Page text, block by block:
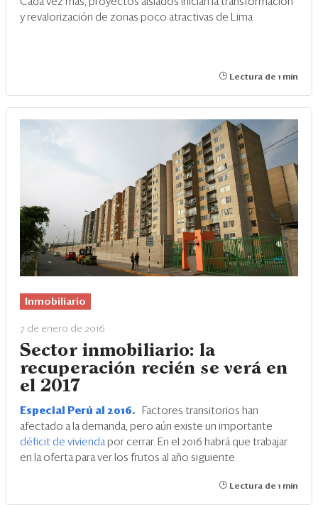
y revalorización de zonas poco atractivas de Lima
Lectura de 1 min
Inmobiliario
7 de enero de 2016
Sector inmobiliario: la
recuperación recién se verá en
el 2017
Especial Perú al 2016.
Factores transitorios han
afectado a la demanda, pero aún existe un importante
déficit de vivienda por cerrar. En el 2016 habrá que trabajar
en la oferta para ver los frutos al año siguiente.
Lectura de 1 min